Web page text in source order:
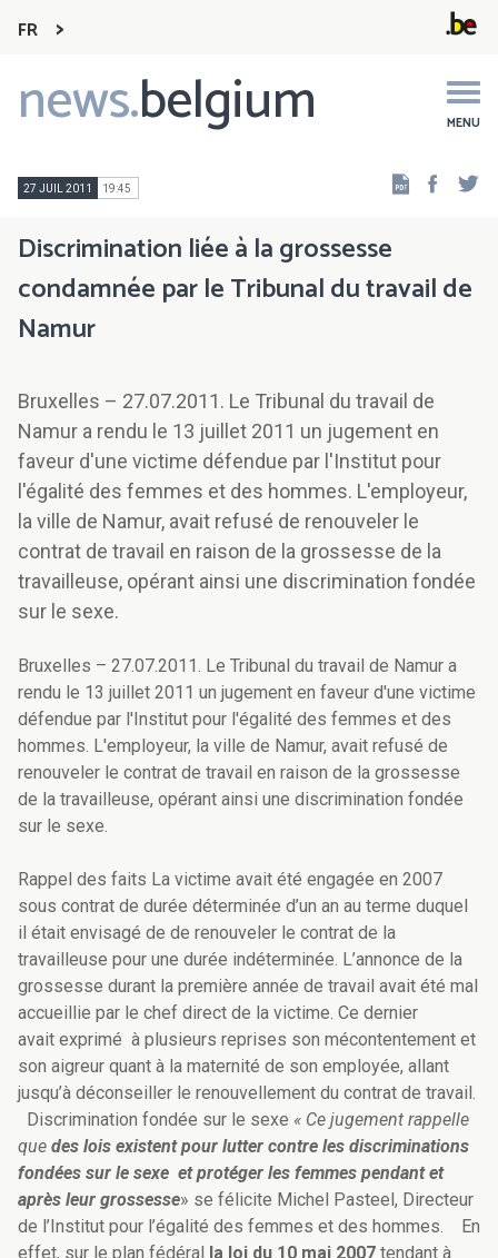
FR
news.belgium MENU
Main
navigation
27 JUIL 2011 19:45
Discrimination liée à la grossesse
condamnée par le Tribunal du travail de
Namur
Bruxelles – 27.07.2011. Le Tribunal du travail de
Namur a rendu le 13 juillet 2011 un jugement en
faveur d'une victime défendue par l'Institut pour
l'égalité des femmes et des hommes. L'employeur,
la ville de Namur, avait refusé de renouveler le
contrat de travail en raison de la grossesse de la
travailleuse, opérant ainsi une discrimination fondée
sur le sexe.
Bruxelles – 27.07.2011. Le Tribunal du travail de Namur a
rendu le 13 juillet 2011 un jugement en faveur d'une victime
défendue par l'Institut pour l'égalité des femmes et des
hommes. L'employeur, la ville de Namur, avait refusé de
renouveler le contrat de travail en raison de la grossesse
de la travailleuse, opérant ainsi une discrimination fondée
sur le sexe.
Rappel des faits La victime avait été engagée en 2007
sous contrat de durée déterminée d’un an au terme duquel
il était envisagé de de renouveler le contrat de la
travailleuse pour une durée indéterminée. L’annonce de la
grossesse durant la première année de travail avait été mal
accueillie par le chef direct de la victime. Ce dernier
avait exprimé à plusieurs reprises son mécontentement et
son aigreur quant à la maternité de son employée, allant
jusqu’à déconseiller le renouvellement du contrat de travail.
Discrimination fondée sur le sexe « Ce jugement rappelle
que des lois existent pour lutter contre les discriminations
fondées sur le sexe et protéger les femmes pendant et
après leur grossesse» se félicite Michel Pasteel, Directeur
de l’Institut pour l’égalité des femmes et des hommes. En
effet, sur le plan fédéral
la loi du 10 mai 2007 tendant à